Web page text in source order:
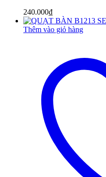
240.000₫
Thêm vào giỏ hàng